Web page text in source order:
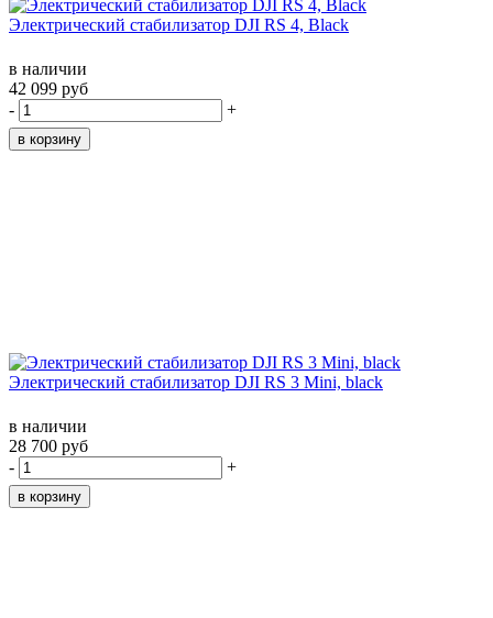
Электрический стабилизатор DJI RS 4, Black
в наличии
42 099 руб
-
+
Электрический стабилизатор DJI RS 3 Mini, black
в наличии
28 700 руб
-
+